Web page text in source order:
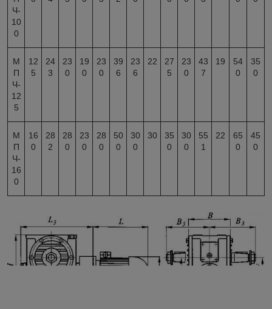
Ч-
10
0
М
П
Ч-
12
5
12
5
24
3
23
0
19
0
23
0
39
6
23
6
22
27
5
23
0
43
7
19
54
0
35
0
М
П
Ч-
16
0
16
0
28
2
28
0
23
0
28
0
50
0
30
0
30
35
0
30
0
55
1
22
65
0
45
0